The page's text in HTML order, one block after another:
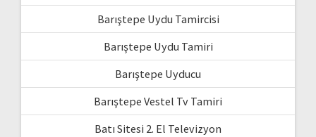
Barıştepe Uydu Tamircisi
Barıştepe Uydu Tamiri
Barıştepe Uyducu
Barıştepe Vestel Tv Tamiri
Batı Sitesi 2. El Televizyon